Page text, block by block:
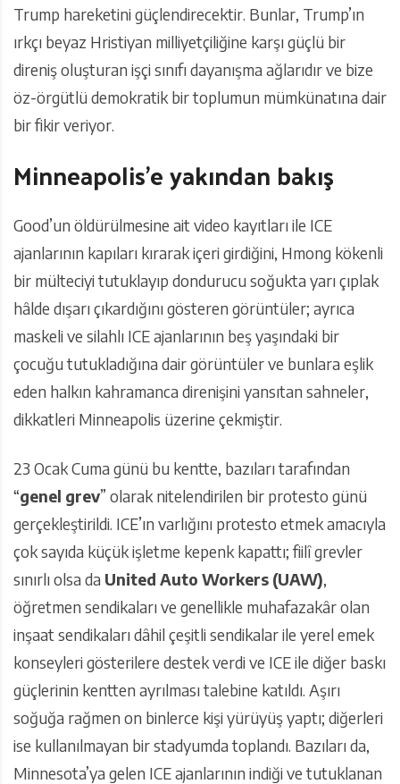
Trump hareketini güçlendirecektir. Bunlar, Trump’ın
ırkçı beyaz Hristiyan milliyetçiliğine karşı güçlü bir
direniş oluşturan işçi sınıfı dayanışma ağlarıdır ve bize
öz-örgütlü demokratik bir toplumun mümkünatına dair
bir fikir veriyor.
Minneapolis’e yakından bakış
Good’un öldürülmesine ait video kayıtları ile ICE
ajanlarının kapıları kırarak içeri girdiğini, Hmong kökenli
bir mülteciyi tutuklayıp dondurucu soğukta yarı çıplak
hâlde dışarı çıkardığını gösteren görüntüler; ayrıca
maskeli ve silahlı ICE ajanlarının beş yaşındaki bir
çocuğu tutukladığına dair görüntüler ve bunlara eşlik
eden halkın kahramanca direnişini yansıtan sahneler,
dikkatleri Minneapolis üzerine çekmiştir.
23 Ocak Cuma günü bu kentte, bazıları tarafından
“genel grev” olarak nitelendirilen bir protesto günü
gerçekleştirildi. ICE’ın varlığını protesto etmek amacıyla
çok sayıda küçük işletme kepenk kapattı; fiilî grevler
sınırlı olsa da United Auto Workers (UAW),
öğretmen sendikaları ve genellikle muhafazakâr olan
inşaat sendikaları dâhil çeşitli sendikalar ile yerel emek
konseyleri gösterilere destek verdi ve ICE ile diğer baskı
güçlerinin kentten ayrılması talebine katıldı. Aşırı
soğuğa rağmen on binlerce kişi yürüyüş yaptı; diğerleri
ise kullanılmayan bir stadyumda toplandı. Bazıları da,
Minnesota’ya gelen ICE ajanlarının indiği ve tutuklanan